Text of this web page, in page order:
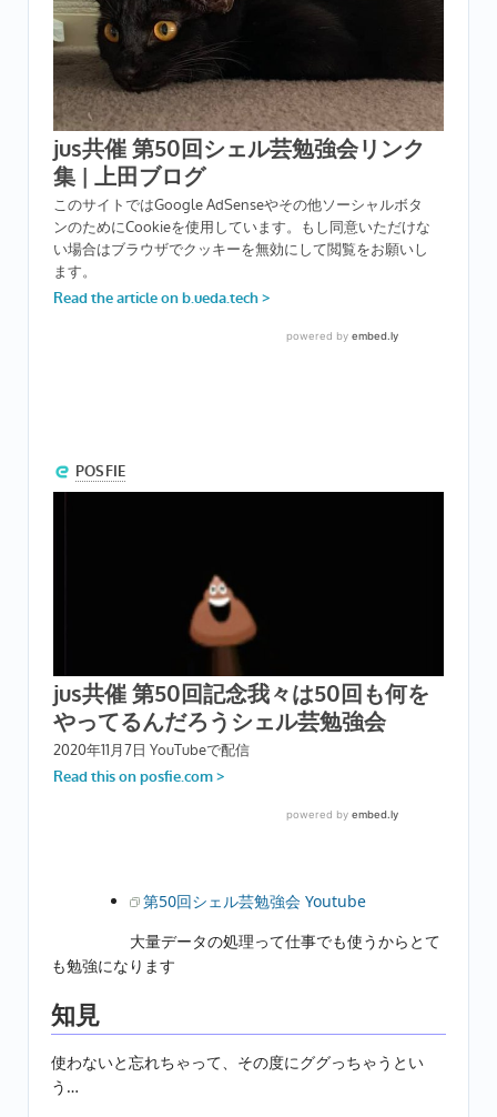
第50回シェル芸勉強会 Youtube
大量データの処理って仕事でも使うからとて
も勉強になります
知見
使わないと忘れちゃって、その度にググっちゃうとい
う…